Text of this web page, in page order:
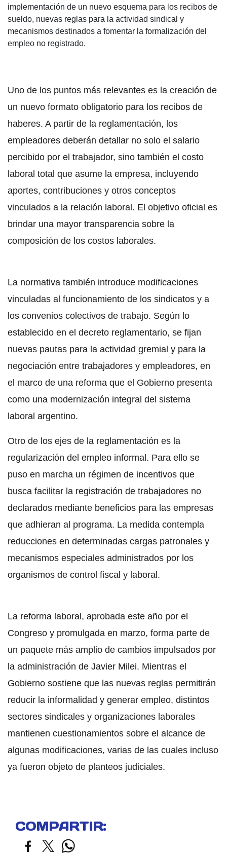
implementación de un nuevo esquema para los recibos de
sueldo, nuevas reglas para la actividad sindical y
mecanismos destinados a fomentar la formalización del
empleo no registrado.
Uno de los puntos más relevantes es la creación de
un nuevo formato obligatorio para los recibos de
haberes. A partir de la reglamentación, los
empleadores deberán detallar no solo el salario
percibido por el trabajador, sino también el costo
laboral total que asume la empresa, incluyendo
aportes, contribuciones y otros conceptos
vinculados a la relación laboral. El objetivo oficial es
brindar una mayor transparencia sobre la
composición de los costos laborales.
La normativa también introduce modificaciones
vinculadas al funcionamiento de los sindicatos y a
los convenios colectivos de trabajo. Según lo
establecido en el decreto reglamentario, se fijan
nuevas pautas para la actividad gremial y para la
negociación entre trabajadores y empleadores, en
el marco de una reforma que el Gobierno presenta
como una modernización integral del sistema
laboral argentino.
Otro de los ejes de la reglamentación es la
regularización del empleo informal. Para ello se
puso en marcha un régimen de incentivos que
busca facilitar la registración de trabajadores no
declarados mediante beneficios para las empresas
que adhieran al programa. La medida contempla
reducciones en determinadas cargas patronales y
mecanismos especiales administrados por los
organismos de control fiscal y laboral.
La reforma laboral, aprobada este año por el
Congreso y promulgada en marzo, forma parte de
un paquete más amplio de cambios impulsados por
la administración de Javier Milei. Mientras el
Gobierno sostiene que las nuevas reglas permitirán
reducir la informalidad y generar empleo, distintos
sectores sindicales y organizaciones laborales
mantienen cuestionamientos sobre el alcance de
algunas modificaciones, varias de las cuales incluso
ya fueron objeto de planteos judiciales.
COMPARTIR: